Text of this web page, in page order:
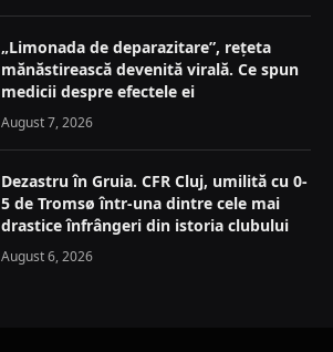
„Limonada de deparazitare”, rețeta
mănăstirească devenită virală. Ce spun
medicii despre efectele ei
August 7, 2026
Dezastru în Gruia. CFR Cluj, umilită cu 0-
5 de Tromsø într-una dintre cele mai
drastice înfrângeri din istoria clubului
August 6, 2026